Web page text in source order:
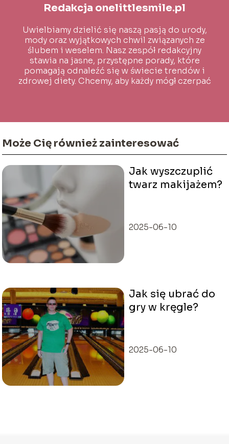
Redakcja onelittlesmile.pl
Uwielbiamy dzielić się naszą pasją do urody,
mody oraz wyjątkowych chwil związanych ze
ślubem i weselem. Nasz zespół redakcyjny
stawia na jasne, przystępne porady, które
pomagają odnaleźć się w świecie trendów i
zdrowej diety. Chcemy, aby każdy mógł czerpać
Może Cię również zainteresować
Jak wyszczuplić
twarz makijażem?
2025-06-10
Jak się ubrać do
gry w kręgle?
2025-06-10